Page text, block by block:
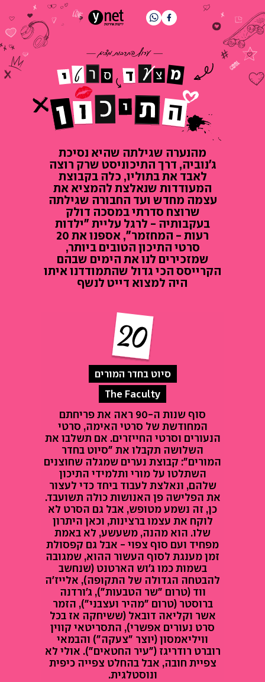
מהנערה שגילתה שהיא נסיכת
ג'נוביה, דרך התיכוניסט שרק רוצה
לאבד את בתוליו, כלה בקבוצת
המעודדות שנאלצת להמציא את
עצמה מחדש ועד החבורה שגילתה
שרוצח סדרתי במסכה דולק
בעקבותיה - לרגל עליית "ילדות
רעות - המחזמר", אספנו את 20
סרטי התיכון הטובים ביותר,
שמזכירים לנו את הימים שבהם
הקרייסס הכי גדול שהתמודדנו איתו
היה למצוא דייט לנשף
סיוט בחדר המורים
The Faculty
סוף שנות ה-90 ראה את פריחתם
המחודשת של סרטי האימה, סרטי
הנעורים וסרטי החייזרים. אם תשלבו את
השלושה תקבלו את "סיוט בחדר
המורים": קבוצת נערים שמגלה שחוצנים
השתלטו על מורי ותלמידי התיכון
שלהם, ונאלצת לעבוד ביחד כדי לעצור
את הפלישה פן האנושות כולה תשועבד.
כן, זה נשמע מטופש, אבל גם הסרט לא
לוקח את עצמו ברצינות, וכאן היתרון
שלו. הוא מהנה, משעשע, לא באמת
מפחיד ועם סוף צפוי - אבל גם קפסולת
זמן מענגת לסוף העשור ההוא, שמגובה
בשמות כמו ג'וש הארטנט (שנחשב
להבטחה הגדולה של התקופה), אלייז'ה
ווד (טרום "שר הטבעות"), ג'ורדנה
ברוסטר (טרום "מהיר ועצבני"), הזמר
אשר וקליאה דובאל (ששיחקה אז בכל
סרט נעורים אפשרי), התסריטאי קווין
וויליאמסון (יוצר "צעקה") והבמאי
רוברט רודריגז ("עיר החטאים"). אולי לא
צפיית חובה, אבל בהחלט צפייה כיפית
ונוסטלגית.